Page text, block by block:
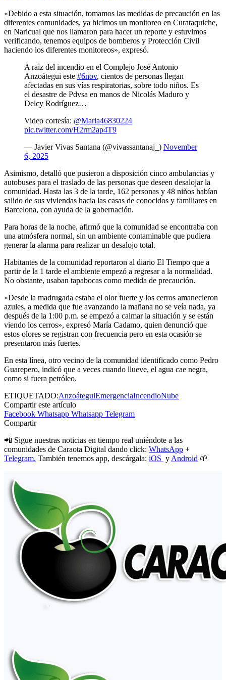
«Debido a esta situación, tomamos las medidas de precaución en las
diferentes comunidades, ya hicimos un monitoreo en Curataquiche,
en Naricual que nos llamaron para hacer un reporte y estuvimos
verificando, tenemos equipos de bomberos y Protección Civil
haciendo los diferentes monitoreos», expresó.
A raíz del incendio en el Complejo José Antonio
Anzoátegui este #6nov, cientos de personas llegan
afectadas en sus vías respiratorias, sobre todo niños. Es
el desastre de Pdvsa en manos de Nicolás Maduro y
Delcy Rodríguez…
Video cortesía: @Maria46830224
pic.twitter.com/H2rm2ap4T9
— Javier Vivas Santana (@vivassantanaj_) November
6, 2025
Asimismo, detalló que pusieron a disposición cinco ambulancias y
autobuses para el traslado de las personas que deseen desalojar la
comunidad. Hasta las 3 de la tarde, 162 personas y 48 niños habían
salido de sus viviendas hacia las casas de conocidos y familiares en
Barcelona, con ayuda de la gobernación.
Para horas de la noche, afirmó que la comunidad se encontraba con
una atmósfera normal, sin un ambiente contaminable que pudiera
generar la alarma para realizar un desalojo total.
Habitantes de la comunidad reportaron al diario El Tiempo que a
partir de la 1 tarde el ambiente empezó a regresar a la normalidad.
No obstante, usaban tapabocas como medida de precaución.
«Desde la madrugada estaba el olor fuerte y los cerros amanecieron
azules, a medida que fue avanzando la mañana no se veía nada, ya
después de la 1:00 p.m. se empezó a calmar la situación y se están
viendo los cerros», expresó María Cadamo, quien denunció que
estos olores se registran con frecuencia pero en esta ocasión se
presentaron más fuertes.
En esta línea, otro vecino de la comunidad identificado como Pedro
Guarepero, indicó que a veces cuando llueve, el agua cae negra,
como si fuera petróleo.
ETIQUETADO:AnzoáteguiEmergenciaIncendioNube
Compartir este artículo
Facebook Whatsapp Whatsapp Telegram
Compartir
📲 Sigue nuestras noticias en tiempo real uniéndote a las
comunidades de Caraota Digital dando click: WhatsApp +
Telegram. También tenemos app, descárgala: iOS y Android 🌱